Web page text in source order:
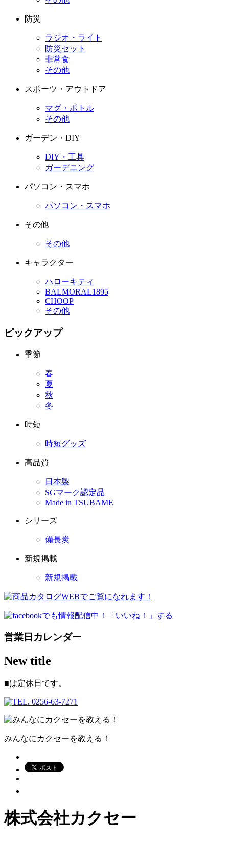
防災
ラジオ・ライト
防災セット
非常食
その他
スポーツ・アウトドア
マグ・ボトル
その他
ガーデン・DIY
DIY・工具
ガーデニング
パソコン・スマホ
パソコン・スマホ
その他
その他
キャラクター
ハローキティ
BALMORAL1895
CHOOP
その他
ピックアップ
季節
春
夏
秋
冬
時短
時短グッズ
高品質
日本製
SGマーク認定品
Made in TSUBAME
シリーズ
備長炭
新規掲載
新規掲載
営業日カレンダー
New title
■は定休日です。
みんなにカクセーを教える！
株式会社カクセー